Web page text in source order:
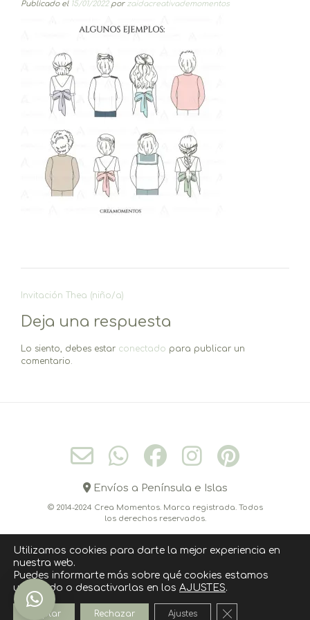
Publicado el 15/01/2022por zaidacreativademomentos
Navegación
entradas
Invitación Thea (niño/a)
Deja una respuesta
Lo siento, debes estar conectado para publicar un
comentario.
Envíos a Península e Islas
© 2014-2024 Crea Momentos. Marca registrada. Todos
los derechos reservados.
CONÓCEME CONTACTO
CÓMO COMPRAR
POLITICA DE COOKIES
AVISO LEGAL
POLÍTICA DE PRIVACIDAD
Utilizamos cookies para darte la mejor experiencia en
nuestra web.
Puedes informarte más sobre qué cookies estamos
utilizando o desactivarlas en los AJUSTES.
Aceptar Rechazar Ajustes Cerrar el banner